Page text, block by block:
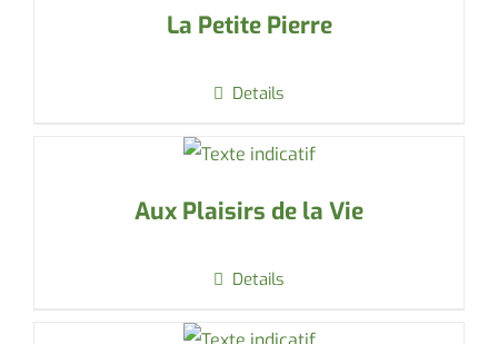
La Petite Pierre
Details
Aux Plaisirs de la Vie
Details